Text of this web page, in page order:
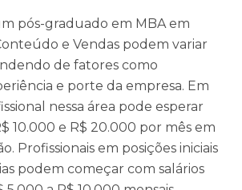
pós-graduado em MBA em
e Vendas podem variar
de fatores como
e porte da empresa. Em
nessa área pode esperar
10.000 e R$ 20.000 por mês em
Profissionais em posições iniciais
podem começar com salários